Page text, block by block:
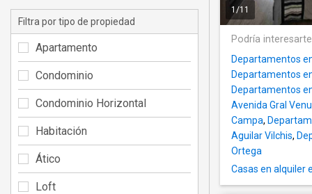
1/11
Podría
Departamentos
Departamentos
Departamentos
Avenida Gral
Campa,
Aguilar Vilchis,
Ortega
Casas en alquiler
Filtra por tipo de propiedad
Apartamento
Condominio
Condominio Horizontal
Habitación
Ático
Loft